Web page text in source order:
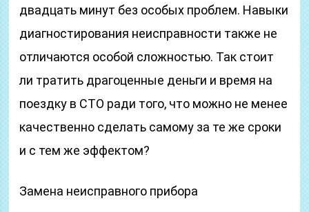
двадцать минут без особых проблем. Навыки
диагностирования неисправности также не
отличаются особой сложностью. Так стоит
ли тратить драгоценные деньги и время на
поездку в СТО ради того, что можно не менее
качественно сделать самому за те же сроки
и с тем же эффектом?
Замена неисправного прибора